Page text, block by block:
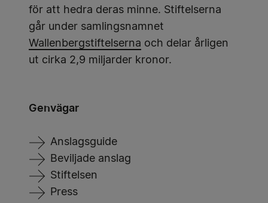
för att hedra deras minne. Stiftelserna
går under samlingsnamnet
Wallenbergstiftelserna och delar årligen
ut cirka 2,9 miljarder kronor.
Genvägar
Anslagsguide
Beviljade anslag
Stiftelsen
Press